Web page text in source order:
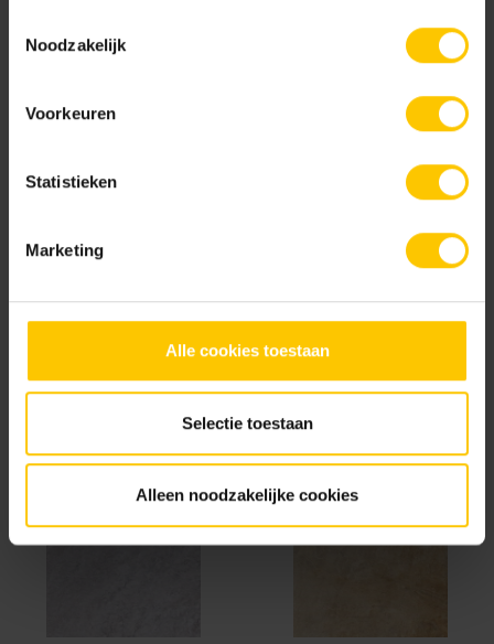
Noodzakelijk
Voorkeuren
Statistieken
Marketing
Alle cookies toestaan
Selectie toestaan
Alleen noodzakelijke cookies